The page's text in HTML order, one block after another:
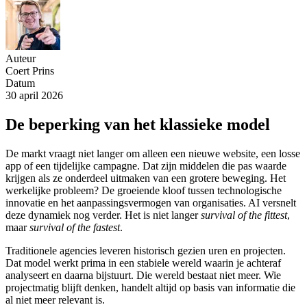
Auteur
Coert Prins
Datum
30 april 2026
De beperking van het klassieke model
De markt vraagt niet langer om alleen een nieuwe website, een losse
app of een tijdelijke campagne. Dat zijn middelen die pas waarde
krijgen als ze onderdeel uitmaken van een grotere beweging. Het
werkelijke probleem? De groeiende kloof tussen technologische
innovatie en het aanpassingsvermogen van organisaties. AI versnelt
deze dynamiek nog verder. Het is niet langersurvival of the fittest,
maarsurvival of the fastest.
Traditionele agencies leveren historisch gezien uren en projecten.
Dat model werkt prima in een stabiele wereld waarin je achteraf
analyseert en daarna bijstuurt. Die wereld bestaat niet meer. Wie
projectmatig blijft denken, handelt altijd op basis van informatie die
al niet meer relevant is.